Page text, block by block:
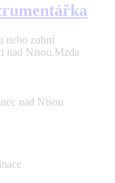
nebo zubní
nad Nisou.Mzda
nad Nisou